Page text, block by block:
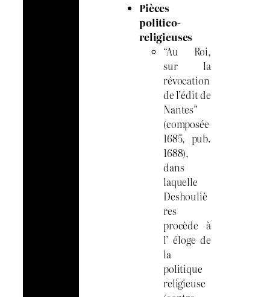
Pièces
politico-
religieuses
“Au Roi,
sur la
révocation
de l’édit de
Nantes”
(composée
1685, pub.
1688),
dans
laquelle
Deshouliè
res
procède à
l’ éloge de
la
politique
religieuse